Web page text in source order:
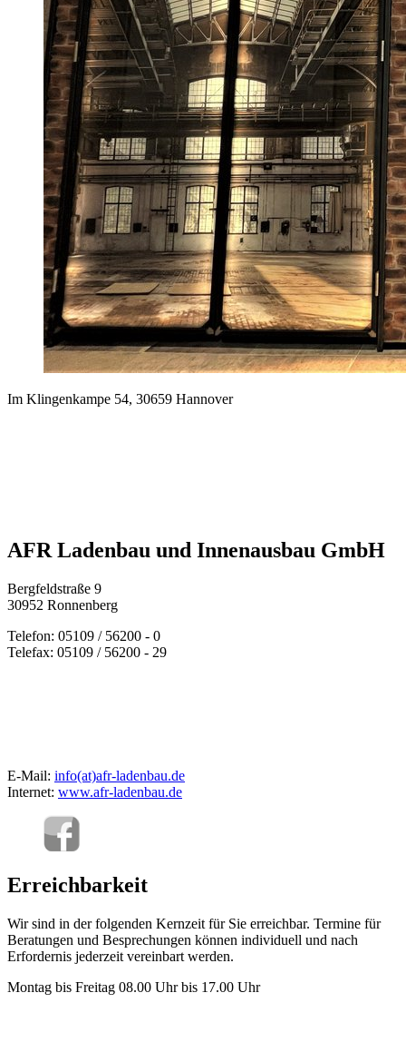
Im Klingenkampe 54, 30659 Hannover
AFR Ladenbau und Innenausbau GmbH
Bergfeldstraße 9
30952 Ronnenberg
Telefon: 05109 / 56200 - 0
Telefax: 05109 / 56200 - 29
E-Mail: info(at)afr-ladenbau.de
Internet: www.afr-ladenbau.de
Erreichbarkeit
Wir sind in der folgenden Kernzeit für Sie erreichbar. Termine für
Beratungen und Besprechungen können individuell und nach
Erfordernis jederzeit vereinbart werden.
Montag bis Freitag 08.00 Uhr bis 17.00 Uhr